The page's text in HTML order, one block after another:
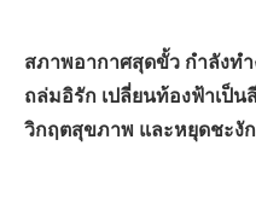
สภาพอากาศสุดขั้ว กำลังท
ถล่มอิรัก เปลี่ยนท้องฟ้าเป็
วิกฤตสุขภาพ และหยุดชะงั